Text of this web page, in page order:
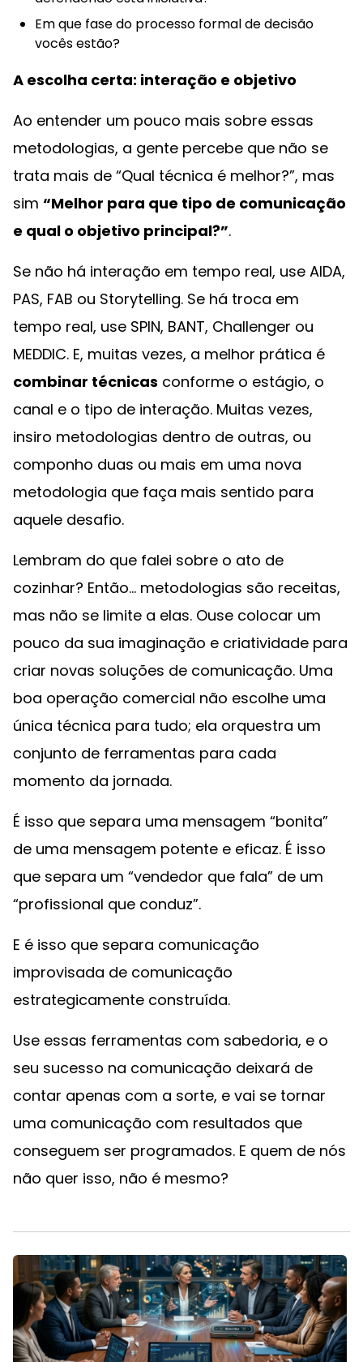
Em que fase do processo formal de decisão
vocês estão?
A escolha certa: interação e objetivo
Ao entender um pouco mais sobre essas
metodologias, a gente percebe que não se
trata mais de “Qual técnica é melhor?”, mas
sim “Melhor para que tipo de comunicação
e qual o objetivo principal?”.
Se não há interação em tempo real, use AIDA,
PAS, FAB ou Storytelling. Se há troca em
tempo real, use SPIN, BANT, Challenger ou
MEDDIC. E, muitas vezes, a melhor prática é
combinar técnicas conforme o estágio, o
canal e o tipo de interação. Muitas vezes,
insiro metodologias dentro de outras, ou
componho duas ou mais em uma nova
metodologia que faça mais sentido para
aquele desafio.
Lembram do que falei sobre o ato de
cozinhar? Então... metodologias são receitas,
mas não se limite a elas. Ouse colocar um
pouco da sua imaginação e criatividade para
criar novas soluções de comunicação. Uma
boa operação comercial não escolhe uma
única técnica para tudo; ela orquestra um
conjunto de ferramentas para cada
momento da jornada.
É isso que separa uma mensagem “bonita”
de uma mensagem potente e eficaz. É isso
que separa um “vendedor que fala” de um
“profissional que conduz”.
E é isso que separa comunicação
improvisada de comunicação
estrategicamente construída.
Use essas ferramentas com sabedoria, e o
seu sucesso na comunicação deixará de
contar apenas com a sorte, e vai se tornar
uma comunicação com resultados que
conseguem ser programados. E quem de nós
não quer isso, não é mesmo?